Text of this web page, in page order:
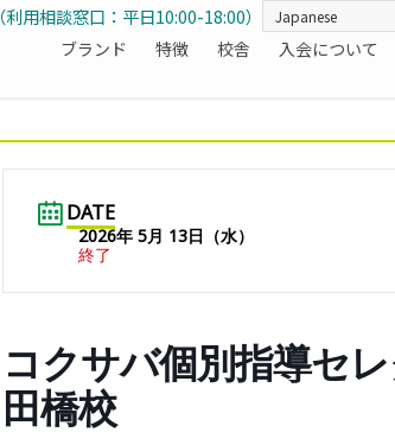
ブランド 特徴 校舎 入会について
（利用相談窓口：平日10:00-18:00）
DATE
2026年 5月 13日（水）
終了
コクサバ個別指導セ
田橋校